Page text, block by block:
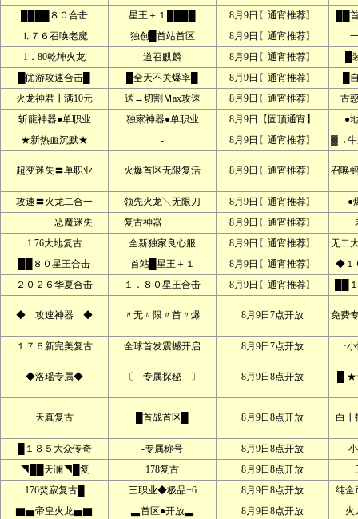
████８０合击 星王＋１████ 8月9日〖通宵推荐〗
██
⒈７６召唤老魔
独创█首站首区 8月9日〖通宵推荐〗
1．80乾坤火龙
道召麒麟 8月9日〖通宵推荐〗
█
█优游攻速合击█
█全天不关爆率█ 8月9日〖通宵推荐〗
█
火龙神君╋满10元
送→切割Ｍax攻速 8月9日〖通宵推荐〗
古
斩龍神器●单职业
独家神器●单职业 8月9日【固顶通宵】
●
★新热血沉默★
- 8月9日〖通宵推荐〗 ▓→牛
超变迷失〓单职业 火爆首区无限复活 8月9日〖通宵推荐〗 召唤
攻速〓火龙二合一 领先火龙╲无限刀 8月9日〖通宵推荐〗
●
━━━━恶魔迷失
复古神器━━━━ 8月9日〖通宵推荐〗
1.76大地复古
全新独家良心服 8月9日〖通宵推荐〗
无二
██８０星王合击
首站█星王＋１ 8月9日〖通宵推荐〗
◆１
２０２６华夏合击
１．８０星王合击 8月9日〖通宵推荐〗 ██
◆ 攻速神器 ◆ 〃无〃限〃首〃爆 8月9日7点开放 免费
１７６新完美复古 全球首发震撼开启 8月9日7点开放 ·
◆洛瑶专属◆ 〔 专属探秘 〕 8月9日8点开放 █
天真复古 █首战首区█ 8月9日8点开放 白╋
█１８５大众传奇 -专属称号 8月9日8点开放
◥██天澜◥█复
178复古 8月9日8点开放
176焚寂复古█
三职业◆极品+6 8月9日8点开放
纯
▇▅帝皇火龙▅▇
▃首区●开放▃ 8月9日8点开放
火